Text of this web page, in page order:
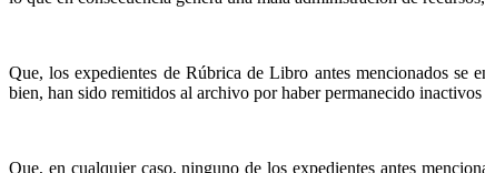
Que, los expedientes de Rúbrica de Libro antes mencionados se
bien, han sido remitidos al archivo por haber permanecido
Que, en cualquier caso, ninguno de los expedientes antes